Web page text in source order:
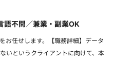
不問／兼業・副業OK
お任せします。【職務詳細】データ
いというクライアントに向けて、本